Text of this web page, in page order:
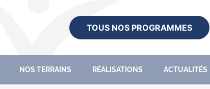
TOUS NOS PROGRAMMES
NOS TERRAINS RÉALISATIONS ACTUALITÉS